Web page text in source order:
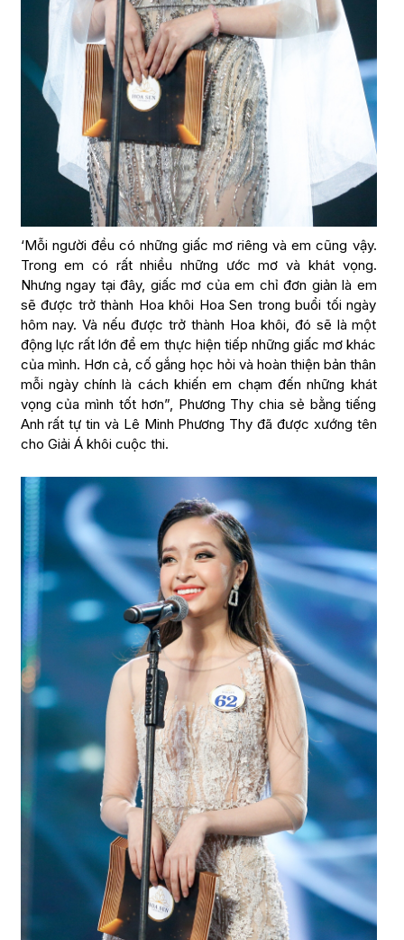
‘Mỗi người đều có những giấc mơ riêng và em cũng vậy.
Trong em có rất nhiều những ước mơ và khát vọng.
Nhưng ngay tại đây, giấc mơ của em chỉ đơn giản là em
sẽ được trở thành Hoa khôi Hoa Sen trong buổi tối ngày
hôm nay. Và nếu được trở thành Hoa khôi, đó sẽ là một
động lực rất lớn để em thực hiện tiếp những giấc mơ khác
của mình. Hơn cả, cố gắng học hỏi và hoàn thiện bản thân
mỗi ngày chính là cách khiến em chạm đến những khát
vọng của mình tốt hơn”, Phương Thy chia sẻ bằng tiếng
Anh rất tự tin và Lê Minh Phương Thy đã được xướng tên
cho Giải Á khôi cuộc thi.